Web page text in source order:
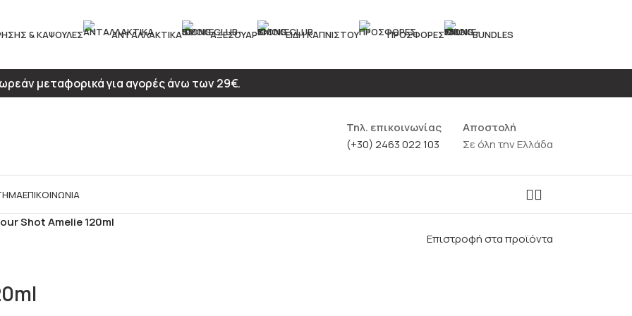
& ΚΆΨΟΥΛΕΣ ΑΝΤΑΛΛΑΚΤΙΚΆ ΑΞΕΣΟΥΆΡ ΕΊΔΗ ΚΑΠΝΙΣΤΟΎ ΠΡΟΣΦΟΡΈΣ BUNDLES
μεταφορικά για αγορές άνω των 29€.
Τηλ. επικοινωνίας
(+30) 2463 022 103
Αποστολή
Σε όλη την Ελλάδα
ΕΠΙΚΟΙΝΩΝΊΑ
Shot Amelie 120ml
Επιστροφή στα προϊόντα